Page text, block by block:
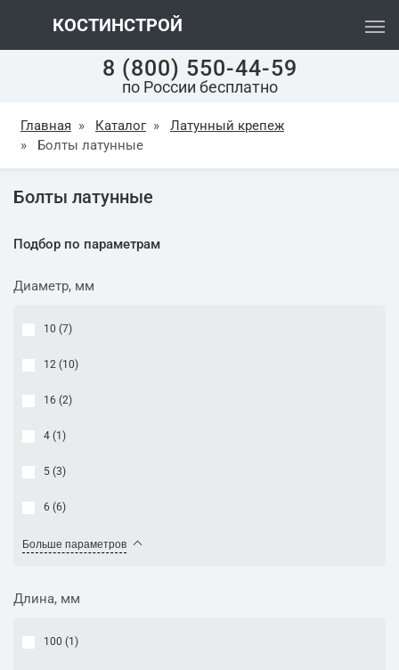
КОСТИНСТРОЙ
8 (800) 550-44-59
по России бесплатно
Главная » Каталог »
Латунный крепеж
»
Болты латунные
Болты латунные
Подбор по параметрам
Диаметр, мм
10 (7)
12 (10)
16 (2)
4 (1 )
5 (3)
6 (6)
Больше параметров
Длина, мм
100 (1 )